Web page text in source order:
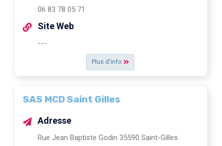
Plus d'info
06 83 78 05 71
Site Web
---
SAS MCD Saint Gilles
Adresse
Rue Jean Baptiste Godin 35590 Saint-Gilles